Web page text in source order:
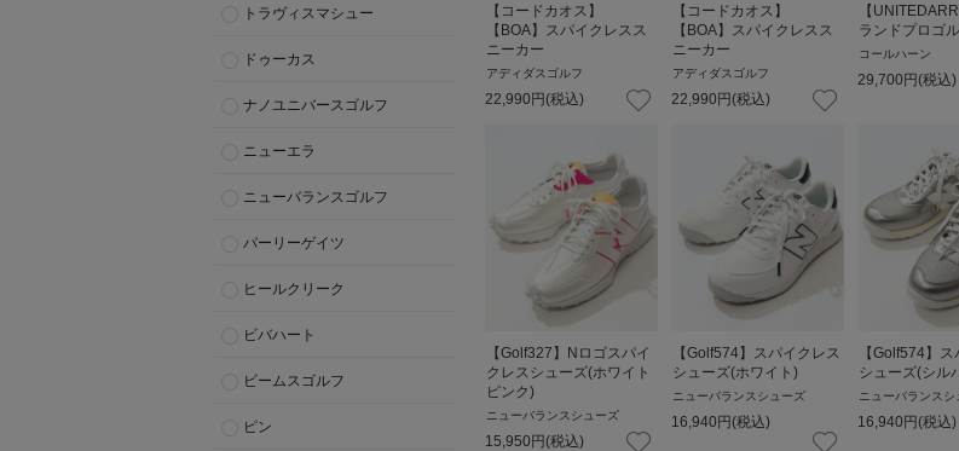
トラヴィスマシュー
ドゥーカス
ナノユニバースゴルフ
ニューエラ
ニューバランスゴルフ
パーリーゲイツ
ヒールクリーク
ビバハート
ビームスゴルフ
ピン
【コードカオス】
【BOA】スパイクレスス
ニーカー
アディダスゴルフ
22,990 円(税込)
【コードカオス】
【BOA】スパイクレスス
ニーカー
アディダスゴルフ
22,990 円(税込)
【
ランドプロゴ
コールハーン
29,700 円(税込)
【Golf327】Nロゴスパイ
クレスシューズ(ホワイト
ピンク)
ニューバランスシューズ
15,950 円(税込)
【Golf574】スパイクレス
シューズ(ホワイト)
ニューバランスシューズ
16,940 円(税込)
【Golf574】
シューズ(シル
ニューバランスシ
16,940 円(税込)